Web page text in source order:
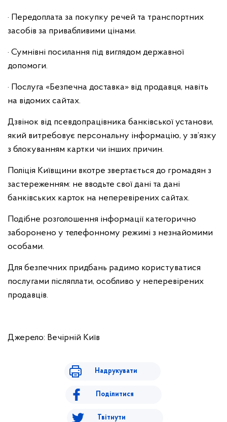
· Передоплата за покупку речей та транспортних
засобів за привабливими цінами.
· Сумнівні посилання під виглядом державної
допомоги.
· Послуга «Безпечна доставка» від продавця, навіть
на відомих сайтах.
Дзвінок від псевдопрацівника банківської установи,
який витребовує персональну інформацію, у зв’язку
з блокуванням картки чи інших причин.
Поліція Київщини вкотре звертається до громадян з
застереженням: не вводьте свої дані та дані
банківських карток на неперевірених сайтах.
Подібне розголошення інформації категорично
заборонено у телефонному режимі з незнайомими
особами.
Для безпечних придбань радимо користуватися
послугами післяплати, особливо у неперевірених
продавців.
Джерело: Вечірній Київ
Надрукувати
Поділитися
Твітнути